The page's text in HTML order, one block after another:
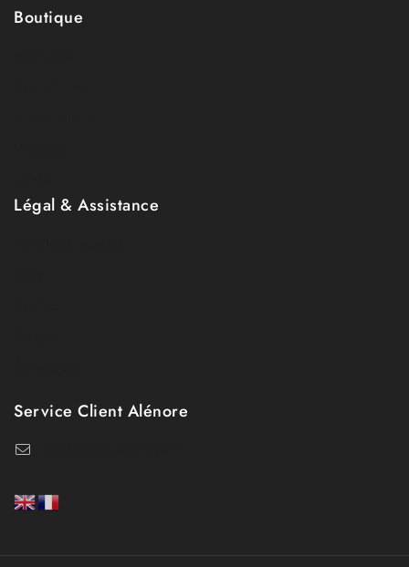
Boutique
Légal & Assistance
Service Client Alénore